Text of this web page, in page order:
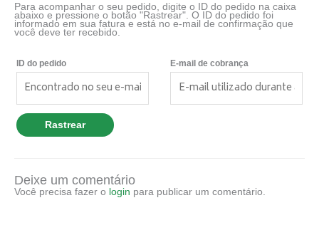
Para acompanhar o seu pedido, digite o ID do pedido na caixa
abaixo e pressione o botão "Rastrear". O ID do pedido foi
informado em sua fatura e está no e-mail de confirmação que
você deve ter recebido.
ID do pedido E-mail de cobrança
Rastrear
Deixe um comentário
Você precisa fazer o login para publicar um comentário.